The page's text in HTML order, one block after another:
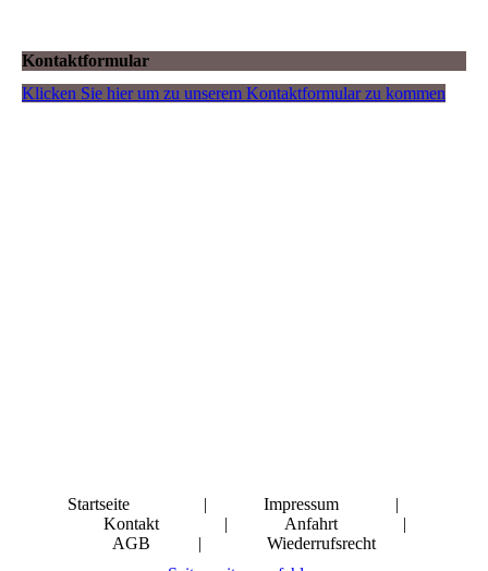
Kontaktformular
Klicken Sie hier um zu unserem Kon­takt­for­mu­lar zu kommen
Startseite | Impressum |
Kontakt | Anfahrt |
AGB | Wiederrufsrecht